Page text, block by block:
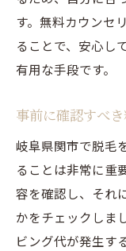
カウン
サロン
岐阜県関
自宅でで
プロと
効果的
剃り残
脱毛効果
す。無料カウンセ
ることで、安心し
有用な手段です。
事前に確認すべ
岐阜県関市で脱毛
ることは非常に重
容を確認し、それ
かをチェックしま
ビング代が発生す